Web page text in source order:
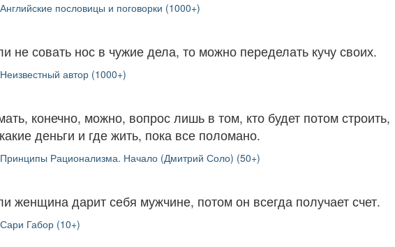
Английские пословицы и поговорки (1000+)
не совать нос в чужие дела, то можно переделать кучу своих.
Неизвестный автор (1000+)
конечно, можно, вопрос лишь в том, кто будет потом строить,
деньги и где жить, пока все поломано.
Принципы Рационализма. Начало (Дмитрий Соло) (50+)
женщина дарит себя мужчине, потом он всегда получает счет.
Сари Габор (10+)